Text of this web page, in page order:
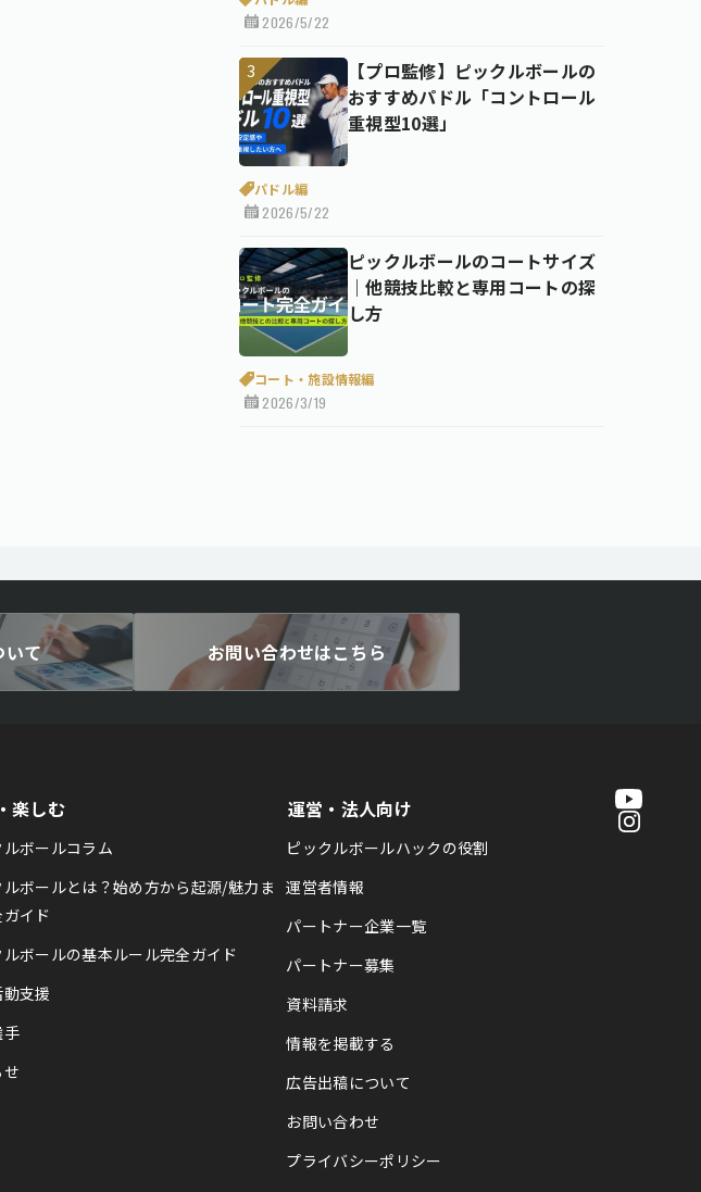
2026/5/22
【プロ監修】ピックルボールの
おすすめパドル「コントロール
重視型10選」
パドル編
2026/5/22
ピックルボールのコートサイズ
｜他競技比較と専用コートの探
し方
コート・施設情報編
2026/3/19
いて お問い合わせはこちら
楽しむ
ルボールコラム
ルボールとは？始め方から起源/魅力ま
イド
ルボールの基本ルール完全ガイド
支援
手
せ
運営・法人向け
ピックルボールハックの役割
運営者情報
パートナー企業一覧
パートナー募集
資料請求
情報を掲載する
広告出稿について
お問い合わせ
プライバシーポリシー